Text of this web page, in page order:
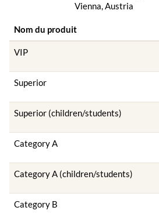
Vienna, Austria
Nom du produit
VIP
Superior
Superior (children/students)
Category A
Category A (children/students)
Category B